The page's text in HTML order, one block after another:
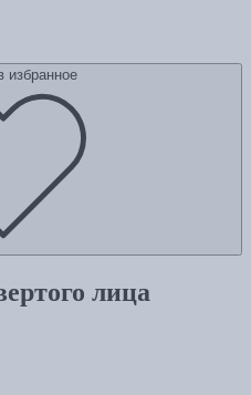
избранное
лица